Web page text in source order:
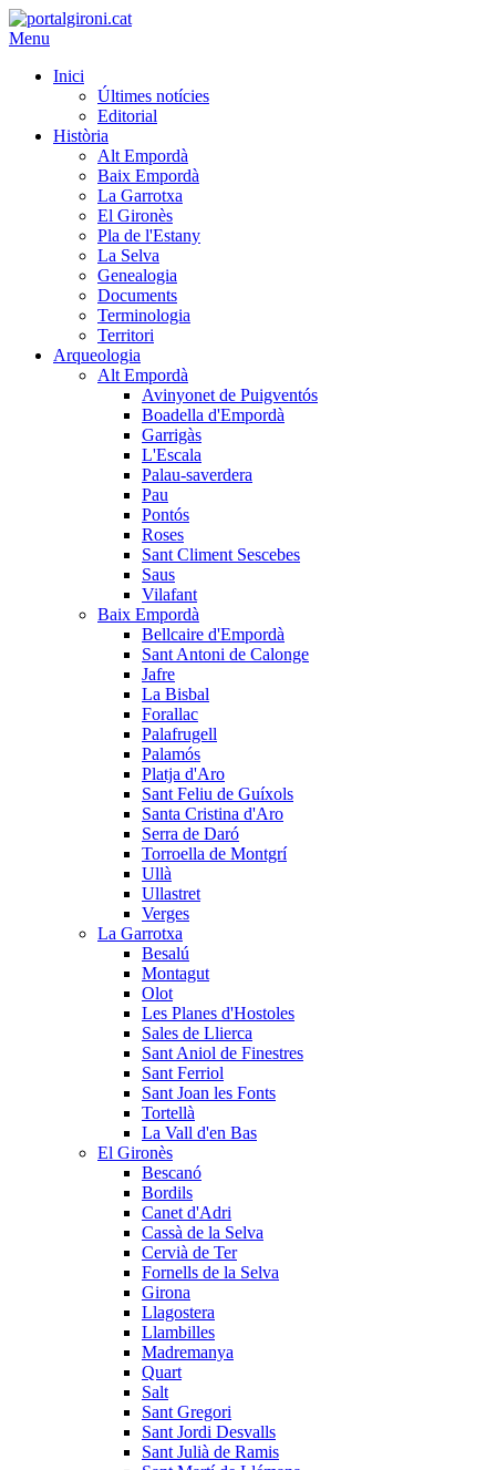
Menu
Inici
Últimes notícies
Editorial
Història
Alt Empordà
Baix Empordà
La Garrotxa
El Gironès
Pla de l'Estany
La Selva
Genealogia
Documents
Terminologia
Territori
Arqueologia
Alt Empordà
Avinyonet de Puigventós
Boadella d'Empordà
Garrigàs
L'Escala
Palau-saverdera
Pau
Pontós
Roses
Sant Climent Sescebes
Saus
Vilafant
Baix Empordà
Bellcaire d'Empordà
Sant Antoni de Calonge
Jafre
La Bisbal
Forallac
Palafrugell
Palamós
Platja d'Aro
Sant Feliu de Guíxols
Santa Cristina d'Aro
Serra de Daró
Torroella de Montgrí
Ullà
Ullastret
Verges
La Garrotxa
Besalú
Montagut
Olot
Les Planes d'Hostoles
Sales de Llierca
Sant Aniol de Finestres
Sant Ferriol
Sant Joan les Fonts
Tortellà
La Vall d'en Bas
El Gironès
Bescanó
Bordils
Canet d'Adri
Cassà de la Selva
Cervià de Ter
Fornells de la Selva
Girona
Llagostera
Llambilles
Madremanya
Quart
Salt
Sant Gregori
Sant Jordi Desvalls
Sant Julià de Ramis